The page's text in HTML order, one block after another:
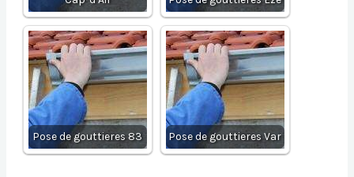
Pose de gouttieres 83 Pose de gouttieres Var